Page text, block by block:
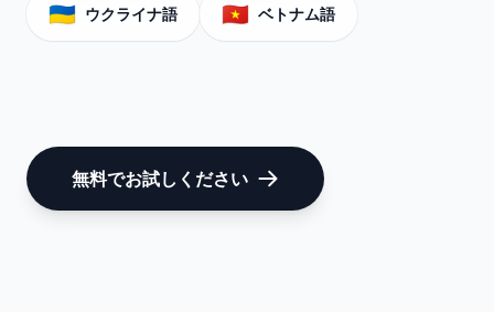
🇺🇦 ウクライナ語 🇻🇳 ベトナム語
無料でお試しください